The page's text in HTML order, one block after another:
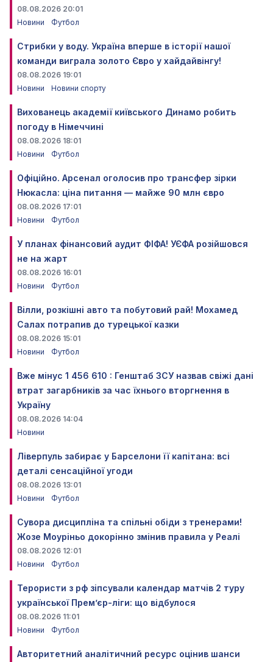
08.08.2026 20:01
Новини
Футбол
Стрибки у воду. Україна вперше в історії нашої
команди виграла золото Євро у хайдайвінгу!
08.08.2026 19:01
Новини
Новини спорту
Вихованець академії київського Динамо робить
погоду в Німеччині
08.08.2026 18:01
Новини
Футбол
Офіційно. Арсенал оголосив про трансфер зірки
Нюкасла: ціна питання — майже 90 млн євро
08.08.2026 17:01
Новини
Футбол
У планах фінансовий аудит ФІФА! УЄФА розійшовся
не на жарт
08.08.2026 16:01
Новини
Футбол
Вілли, розкішні авто та побутовий рай! Мохамед
Салах потрапив до турецької казки
08.08.2026 15:01
Новини
Футбол
Вже мінус 1 456 610 : Генштаб ЗСУ назвав свіжі дані
втрат загарбників за час їхнього вторгнення в
Україну
08.08.2026 14:04
Новини
Ліверпуль забирає у Барселони її капітана: всі
деталі сенсаційної угоди
08.08.2026 13:01
Новини
Футбол
Сувора дисципліна та спільні обіди з тренерами!
Жозе Моуріньо докорінно змінив правила у Реалі
08.08.2026 12:01
Новини
Футбол
Терористи з рф зіпсували календар матчів 2 туру
української Прем’єр-ліги: що відбулося
08.08.2026 11:01
Новини
Футбол
Авторитетний аналітичний ресурс оцінив шанси